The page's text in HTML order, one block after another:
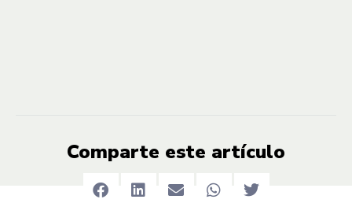
Comparte este artículo